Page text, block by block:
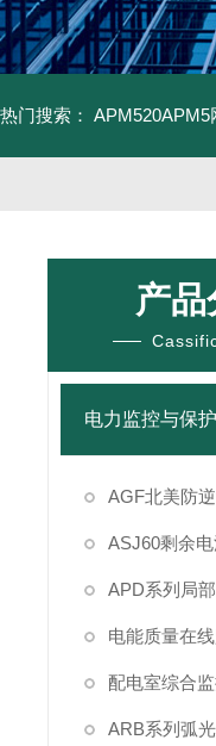
热门搜索： APM520APM5
产
电力监控与保护
AGF北美防
ASJ60剩余
APD系列局
电能质量在
配电室综合
ARB系列弧